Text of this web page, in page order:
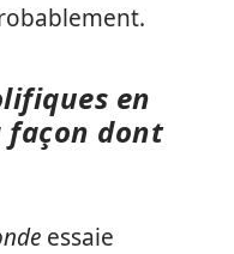
en
façon dont
essaie